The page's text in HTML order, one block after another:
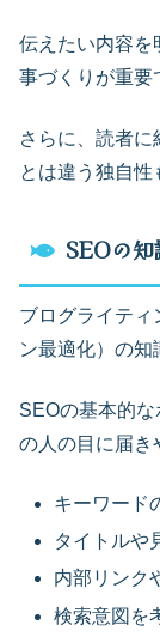
伝えたい内容を
事づくりが重要
さらに、読者
とは違う独自性
SEOの知
ブログライティ
ン最適化）の知
SEOの基本的
の人の目に届き
キーワード
タイトルや
内部リンク
検索意図を